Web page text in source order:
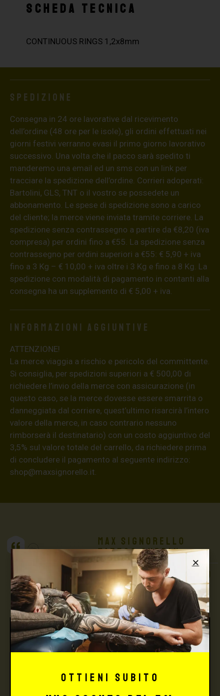
SCHEDA TECNICA
CONTINUOUS RINGS 1,2x8mm
Spedizione
Consegna in 24 ore lavorative dal ricevimento
dell’ordine (48 ore per le isole), gli ordini effettuati nei
giorni festivi verranno evasi il primo giorno lavorativo
successivo. Una volta che il pacco sarà spedito ti
manderemo una email ed un sms con un link per
tracciare la spedizione dell’ordine. Corrieri adoperati:
Bartolini, GLS, TNT o il vostro se possedete un
abbonamento. Le spese di spedizione sono a carico
del cliente; la merce viene inviata tramite corriere. La
spedizione senza contrassegno a partire da €8,20 (iva
compresa) per ordini fino a €55. La spedizione senza
contrassegno per ordini superiori a €55: € 5,90 + iva
fino a 3 Kg – € 10,00 + iva oltre i 3 Kg e fino a 8 Kg. La
spedizione con modalità di pagamento in contanti alla
consegna ha un supplemento di € 5,00 + iva.
Informazioni aggiuntive
ATTENZIONE!
La merce viaggia a rischio e pericolo del committente.
Si consiglia, per spedizioni superiori a € 500,00 di
richiedere l’invio della merce con assicurazione (in
questo caso, se la merce dovesse essere smarrita o
danneggiata dal corriere, quest’ultimo risarcirà l’intero
valore della merce, in caso contrario nessuno
rimborserà il destinatario) con un costo aggiuntivo del
3,5% sul valore totale del carrello, da richiedere prima
di concludere il pagamento al seguente indirizzo:
shop@maxsignorello.it
Max Signorello
Tattoo Supply
TUTTO PER IL TUO
TATTOO STUDIO
Ottieni subito